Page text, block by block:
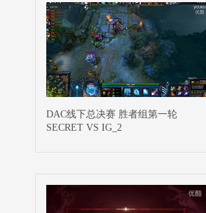
DAC线下总决赛 胜者组第一轮
SECRET VS IG_2